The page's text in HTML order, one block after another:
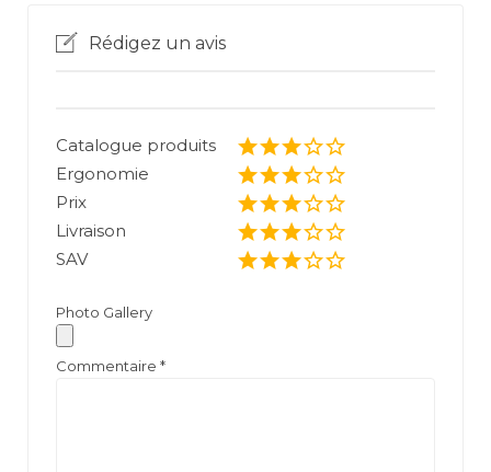
Rédigez un avis
Catalogue produits
Ergonomie
Prix
Livraison
SAV
Photo Gallery
Commentaire *